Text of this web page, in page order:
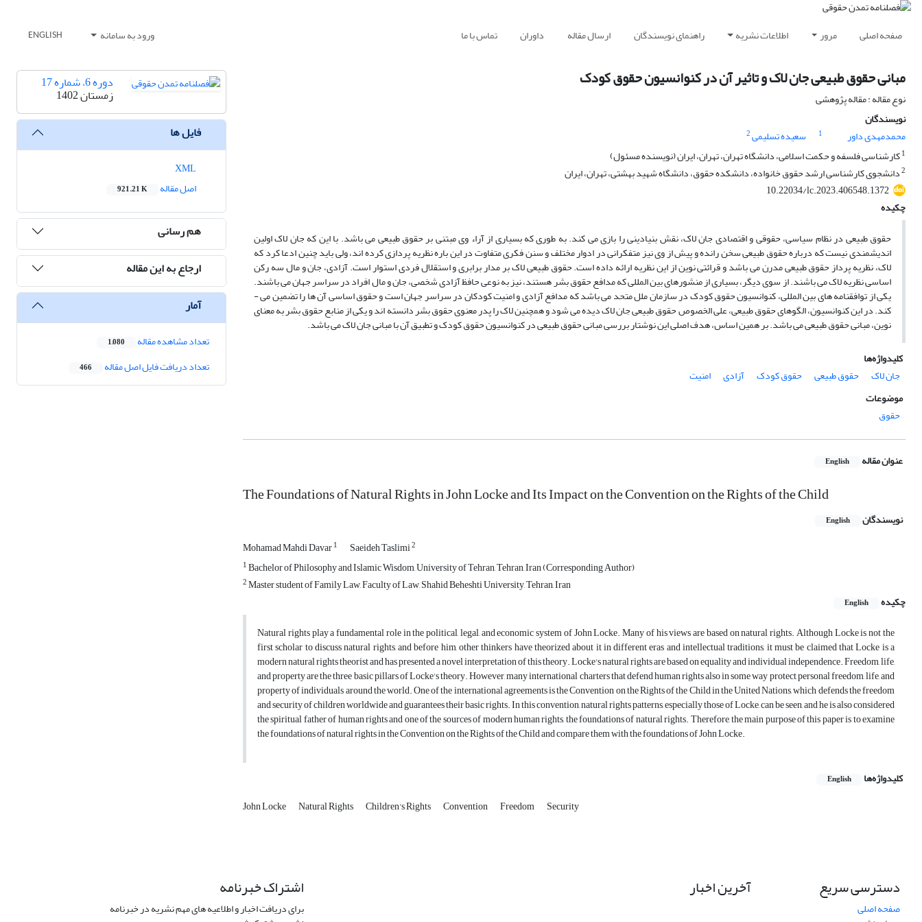
صفحه اصلی مرور اطلاعات نشریه راهنمای نویسندگان ارسال مقاله داوران تماس با ما ورود به سامانه ENGLISH
مبانی حقوق طبیعی جان لاک و تاثیر آن در کنوانسیون حقوق کودک
نوع مقاله : مقاله پژوهشی
نویسندگان
محمدمهدی داور
1 سعیده تسلیمی2
1کارشناسی فلسفه و حکمت اسلامی، دانشگاه تهران، تهران، ایران (نویسنده مسئول)
2دانشجوی کارشناسی ارشد حقوق خانواده، دانشکده حقوق، دانشگاه شهید بهشتی، تهران، ایران
10.22034/lc.2023.406548.1372
چکیده
حقوق طبیعی در نظام سیاسی، حقوقی و اقتصادی جان لاک، نقش بنیادینی را بازی می ­کند. به طوری که بسیاری از آراء وی مبتنی بر حقوق طبیعی می­ باشد. با این که جان لاک اولین
اندیشمندی نیست که درباره حقوق طبیعی سخن رانده و پیش از وی نیز متفکرانی در ادوار مختلف و سنن فکری متفاوت در این باره نظریه ­پردازی کرده ­اند، ولی باید چنین ادعا کرد که
لاک، نظریه پرداز حقوق طبیعی مدرن می­ باشد و قرائتی نوین از این نظریه ارائه داده است. حقوق طبیعی لاک بر مدار برابری و استقلال فردی استوار است. آزادی، جان و مال سه رکن
اساسی نظریه لاک می ­باشند. از سوی دیگر، بسیاری از منشورهای بین المللی که مدافع حقوق بشر هستند، نیز به نوعی حافظ آزادی شخصی، جان و مال افراد در سراسر جهان می ­باشند.
یکی از توافقنامه های بین المللی، کنوانسیون حقوق کودک در سازمان ملل متحد می ­باشد که مدافع آزادی و امنیت کودکان در سراسر جهان است و حقوق اساسی آن ­ها را تضمین می ­
کند. در این کنوانسیون، الگوهای حقوق طبیعی، علی الخصوص حقوق طبیعی جان لاک دیده می­ شود و همچنین لاک را پدر معنوی حقوق بشر دانسته ­اند و یکی از منابع حقوق بشر به معنای
نوین، مبانی حقوق طبیعی می ­باشد. بر همین اساس، هدف اصلی این نوشتار بررسی مبانی حقوق طبیعی در کنوانسیون حقوق کودک و تطبیق آن با مبانی جان لاک می باشد.
کلیدواژه‌ها
جان لاک
حقوق طبیعی حقوق کودک آزادی
امنیت
موضوعات
حقوق
عنوان مقاله English
The Foundations of Natural Rights in John Locke and Its Impact on the Convention on the Rights of the Child
نویسندگان English
Mohamad Mahdi Davar1 Saeideh Taslimi2
1Bachelor of Philosophy and Islamic Wisdom, University of Tehran, Tehran, Iran (Corresponding Author)
2Master student of Family Law, Faculty of Law, Shahid Beheshti University, Tehran, Iran
چکیده
English
Natural rights play a fundamental role in the political, legal, and economic system of John Locke. Many of his views are based on natural rights. Although Locke is not the
first scholar to discuss natural rights, and before him, other thinkers have theorized about it in different eras and intellectual traditions, it must be claimed that Locke is a
modern natural rights theorist and has presented a novel interpretation of this theory. Locke's natural rights are based on equality and individual independence. Freedom, life,
and property are the three basic pillars of Locke's theory. However, many international charters that defend human rights also in some way protect personal freedom, life, and
property of individuals around the world. One of the international agreements is the Convention on the Rights of the Child in the United Nations, which defends the freedom
and security of children worldwide and guarantees their basic rights. In this convention, natural rights patterns, especially those of Locke, can be seen, and he is also considered
the spiritual father of human rights and one of the sources of modern human rights, the foundations of natural rights. Therefore, the main purpose of this paper is to examine
the foundations of natural rights in the Convention on the Rights of the Child and compare them with the foundations of John Locke.
کلیدواژه‌ها English
John Locke Natural Rights Children's Rights Convention Freedom Security
دوره 6، شماره 17
زمستان 1402
فایل ها
اصل مقاله
921.21 K
هم رسانی
ارجاع به این مقاله
آمار
تعداد مشاهده مقاله 1,080
تعداد دریافت فایل اصل مقاله 466
دسترسی سریع
صفحه اصلی
آخرین اخبار اشتراک خبرنامه
برای دریافت اخبار و اطلاعیه های مهم نشریه در خبرنامه